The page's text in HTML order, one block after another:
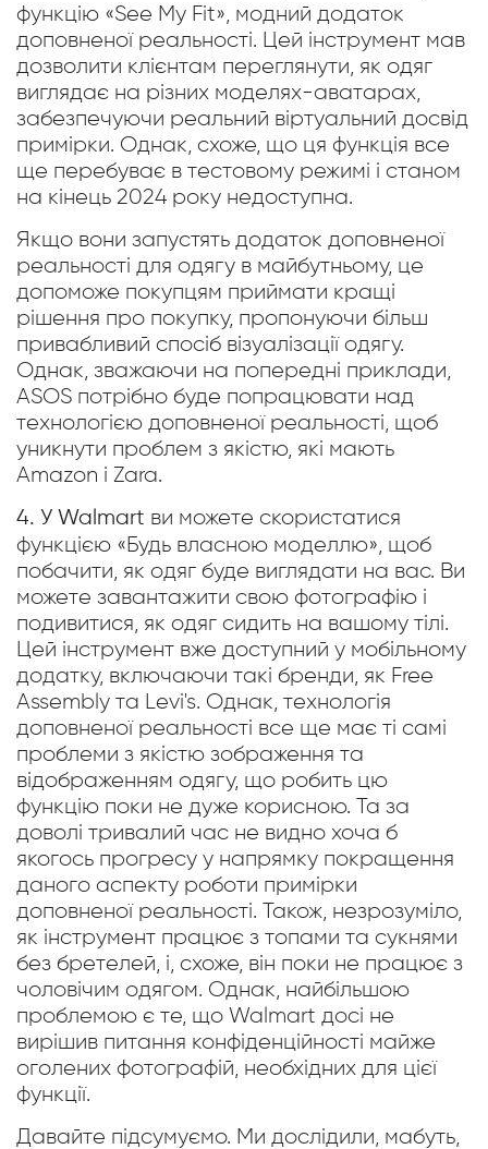
функцію «See My Fit», модний додаток
доповненої реальності. Цей інструмент мав
дозволити клієнтам переглянути, як одяг
виглядає на різних моделях-аватарах,
забезпечуючи реальний віртуальний досвід
примірки. Однак, схоже, що ця функція все
ще перебуває в тестовому режимі і станом
на кінець 2024 року недоступна.
Якщо вони запустять додаток доповненої
реальності для одягу в майбутньому, це
допоможе покупцям приймати кращі
рішення про покупку, пропонуючи більш
привабливий спосіб візуалізації одягу.
Однак, зважаючи на попередні приклади,
ASOS потрібно буде попрацювати над
технологією доповненої реальності, щоб
уникнути проблем з якістю, які мають
Amazon і Zara.
4. У Walmart ви можете скористатися
функцією «Будь власною моделлю», щоб
побачити, як одяг буде виглядати на вас. Ви
можете завантажити свою фотографію і
подивитися, як одяг сидить на вашому тілі.
Цей інструмент вже доступний у мобільному
додатку, включаючи такі бренди, як Free
Assembly та Levi's. Однак, технологія
доповненої реальності все ще має ті самі
проблеми з якістю зображення та
відображенням одягу, що робить цю
функцію поки не дуже корисною. Та за
доволі тривалий час не видно хоча б
якогось прогресу у напрямку покращення
даного аспекту роботи примірки
доповненої реальності. Також, незрозуміло,
як інструмент працює з топами та сукнями
без бретелей, і, схоже, він поки не працює з
чоловічим одягом. Однак, найбільшою
проблемою є те, що Walmart досі не
вирішив питання конфіденційності майже
оголених фотографій, необхідних для цієї
функції.
Давайте підсумуємо. Ми дослідили, мабуть,